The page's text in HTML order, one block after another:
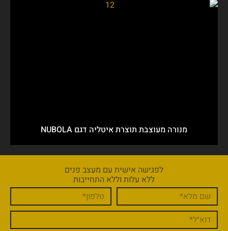
מנורה מעוצבת תוצרת איטליה דגם NUBOLA
לפגישה אישית עם מעצב פנים
ללא עלות וללא התחייבות